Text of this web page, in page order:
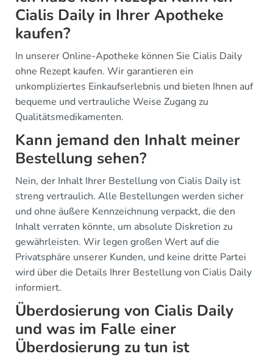
Cialis Daily in Ihrer Apotheke
kaufen?
In unserer Online-Apotheke können Sie Cialis Daily
ohne Rezept kaufen. Wir garantieren ein
unkompliziertes Einkaufserlebnis und bieten Ihnen auf
bequeme und vertrauliche Weise Zugang zu
Qualitätsmedikamenten.
Kann jemand den Inhalt meiner
Bestellung sehen?
Nein, der Inhalt Ihrer Bestellung von Cialis Daily ist
streng vertraulich. Alle Bestellungen werden sicher
und ohne äußere Kennzeichnung verpackt, die den
Inhalt verraten könnte, um absolute Diskretion zu
gewährleisten. Wir legen großen Wert auf die
Privatsphäre unserer Kunden, und keine dritte Partei
wird über die Details Ihrer Bestellung von Cialis Daily
informiert.
Überdosierung von Cialis Daily
und was im Falle einer
Überdosierung zu tun ist